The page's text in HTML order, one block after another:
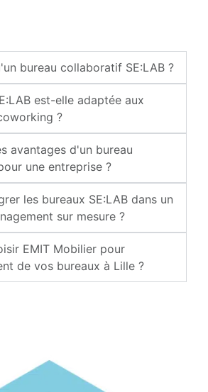
bureau collaboratif SE:LAB ?
est-elle adaptée aux
?
avantages d'un bureau
une entreprise ?
les bureaux SE:LAB dans un
sur mesure ?
EMIT Mobilier pour
de vos bureaux à Lille ?